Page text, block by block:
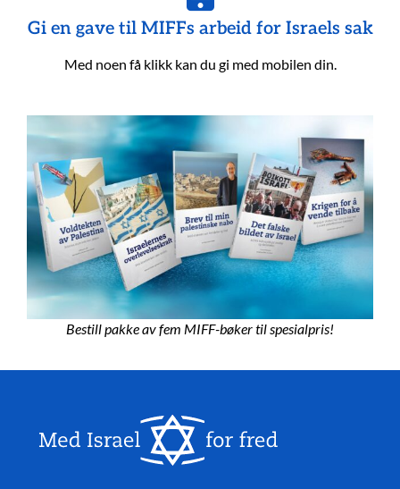
Gi en gave til MIFFs arbeid for Israels sak
Med noen få klikk kan du gi med mobilen din.
Bestill pakke av fem MIFF-bøker til spesialpris!